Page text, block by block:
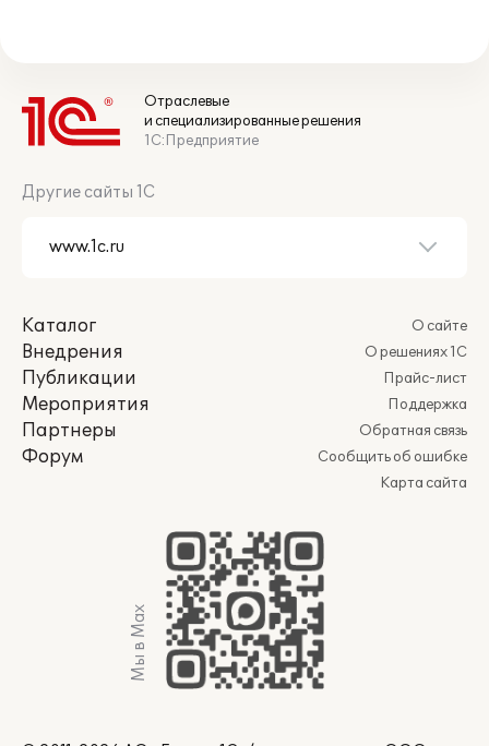
Отраслевые
и специализированные решения
1С:Предприятие
Другие сайты 1С
Каталог
Внедрения
Публикации
Мероприятия
Партнеры
Форум
О сайте
О решениях 1С
Прайс-лист
Поддержка
Обратная связь
Сообщить об ошибке
Карта сайта
Мы в Max